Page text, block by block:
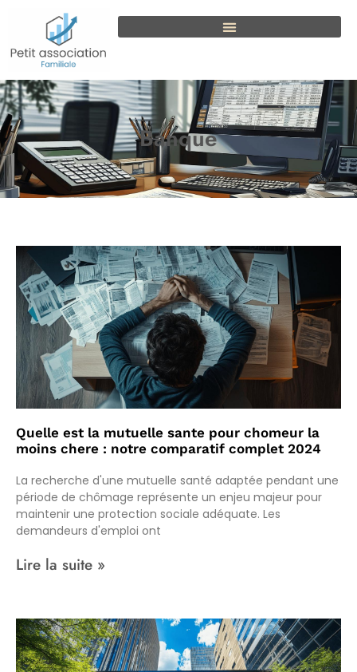
Banque
Quelle est la mutuelle sante pour chomeur la
moins chere : notre comparatif complet 2024
La recherche d'une mutuelle santé adaptée pendant une
période de chômage représente un enjeu majeur pour
maintenir une protection sociale adéquate. Les
demandeurs d'emploi ont
Lire la suite »